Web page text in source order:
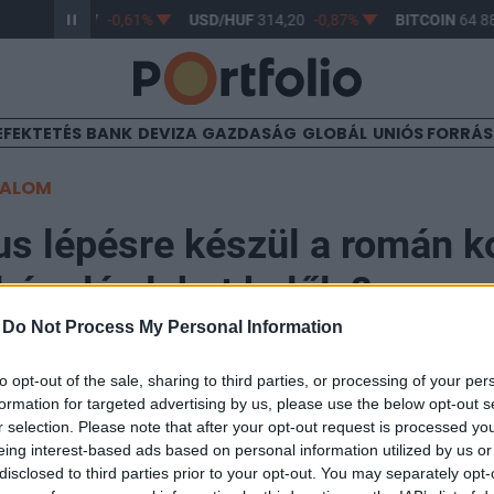
Do Not Process My Personal Information
opt-out of the sale, sharing to third parties, or processing of your
for targeted advertising by us, please use the below opt-out
selection. Please note that after your opt-out request is processed
interest-based ads based on personal information utilized by us
to third parties prior to your opt-out. You may separately
363,17 -0,61% USD/HUF314,20 -0,87% BITCOIN64
BANK DEVIZA GAZDASÁG GLOBÁL UNIÓS
lépésre készül a román
lehet belőle?
és baromfihúst is felveszi azon élelmiszeripari
lehet behozni Ukrajnából - jelentette